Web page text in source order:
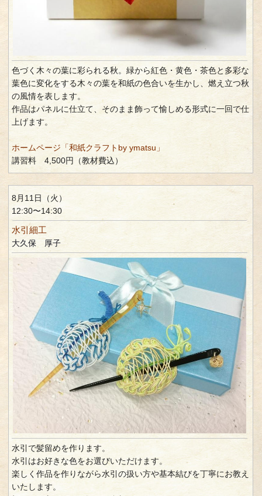
色づく木々の葉に彩られる秋。緑から紅色・黄色・茶色と多彩な
葉色に変化をする木々の葉を和紙の色合いを生かし、燃え立つ秋
の風情を表します。
作品はパネルに仕立て、そのまま飾って愉しめる形式に一回で仕
上げます。
ホームページ「和紙クラフトby ymatsu」
講習料 4,500円（教材費込）
8月11日（火）
12:30〜14:30
水引細工
大久保 厚子
水引で髪留めを作ります。
水引はお好きな色をお選びいただけます。
楽しく作品を作りながら水引の扱い方や基本結びを丁寧にお教え
いたします。